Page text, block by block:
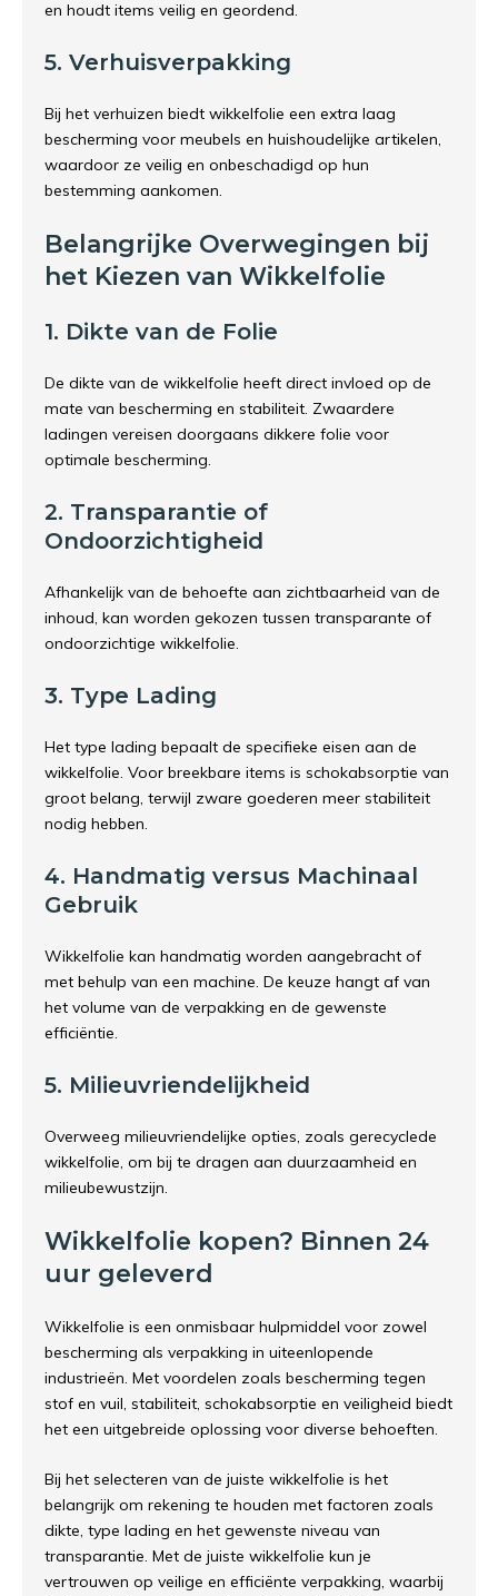
en houdt items veilig en geordend.
5. Verhuisverpakking
Bij het verhuizen biedt wikkelfolie een extra laag
bescherming voor meubels en huishoudelijke artikelen,
waardoor ze veilig en onbeschadigd op hun
bestemming aankomen.
Belangrijke Overwegingen bij
het Kiezen van Wikkelfolie
1. Dikte van de Folie
De dikte van de wikkelfolie heeft direct invloed op de
mate van bescherming en stabiliteit. Zwaardere
ladingen vereisen doorgaans dikkere folie voor
optimale bescherming.
2. Transparantie of
Ondoorzichtigheid
Afhankelijk van de behoefte aan zichtbaarheid van de
inhoud, kan worden gekozen tussen transparante of
ondoorzichtige wikkelfolie.
3. Type Lading
Het type lading bepaalt de specifieke eisen aan de
wikkelfolie. Voor breekbare items is schokabsorptie van
groot belang, terwijl zware goederen meer stabiliteit
nodig hebben.
4. Handmatig versus Machinaal
Gebruik
Wikkelfolie kan handmatig worden aangebracht of
met behulp van een machine. De keuze hangt af van
het volume van de verpakking en de gewenste
efficiëntie.
5. Milieuvriendelijkheid
Overweeg milieuvriendelijke opties, zoals gerecyclede
wikkelfolie, om bij te dragen aan duurzaamheid en
milieubewustzijn.
Wikkelfolie kopen? Binnen 24
uur geleverd
Wikkelfolie is een onmisbaar hulpmiddel voor zowel
bescherming als verpakking in uiteenlopende
industrieën. Met voordelen zoals bescherming tegen
stof en vuil, stabiliteit, schokabsorptie en veiligheid biedt
het een uitgebreide oplossing voor diverse behoeften.
Bij het selecteren van de juiste wikkelfolie is het
belangrijk om rekening te houden met factoren zoals
dikte, type lading en het gewenste niveau van
transparantie. Met de juiste wikkelfolie kun je
vertrouwen op veilige en efficiënte verpakking, waarbij